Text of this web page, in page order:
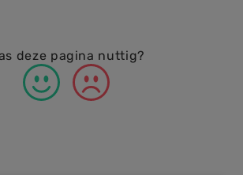
deze pagina nuttig?